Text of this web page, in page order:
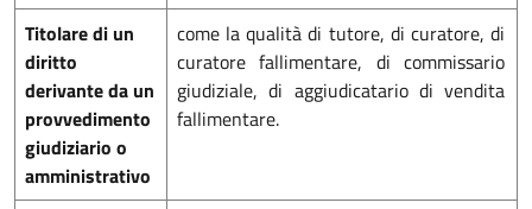
Titolare di un
diritto
derivante da un
provvedimento
giudiziario o
amministrativo
come la qualità di tutore, di curatore, di
curatore fallimentare, di commissario
giudiziale, di aggiudicatario di vendita
fallimentare.